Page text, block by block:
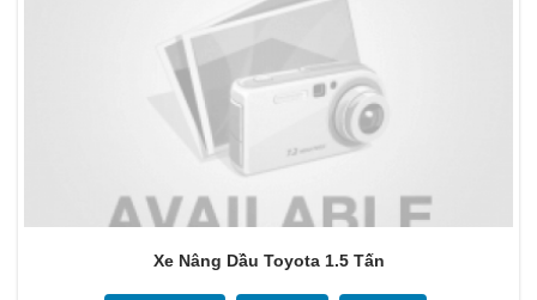
Xe Nâng Dầu Toyota 1.5 Tấn